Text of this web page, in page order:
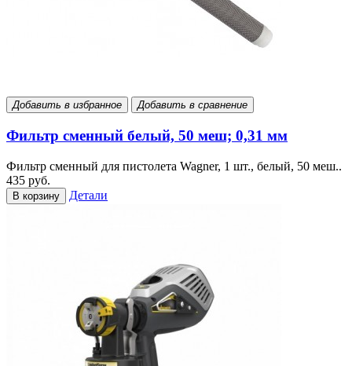
Добавить в избранное Добавить в сравнение
Фильтр сменный белый, 50 меш; 0,31 мм
Фильтр сменный для пистолета Wagner, 1 шт., белый, 50 меш..
435 руб.
В корзину Детали